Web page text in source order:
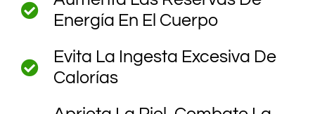
Energía En El Cuerpo
Evita La Ingesta Excesiva De
Calorías